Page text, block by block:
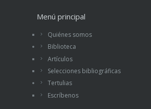
Menú principal
Quiénes somos
Biblioteca
Artículos
Selecciones bibliográficas
Tertulias
Escríbenos